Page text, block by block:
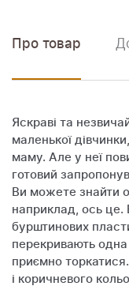
Про товар
Яскраві та
маленької
маму. Але у неї
готовий
Ви можете знайти
наприклад, ось це.
бурштинових
перекривають
приємно
і коричневого